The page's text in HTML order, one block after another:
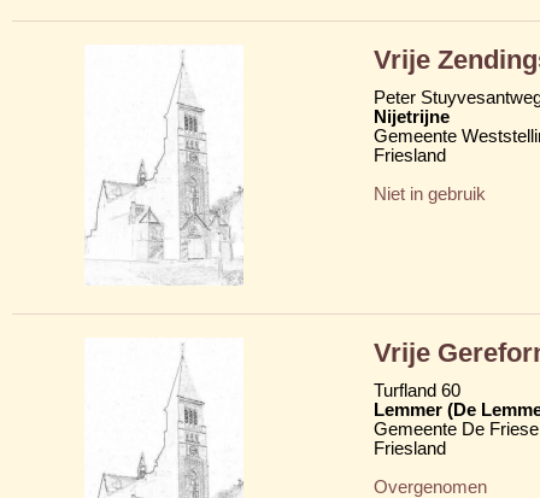
Vrije
Peter
Nijetrijne
Gemeente
Friesland
Niet in gebruik
Vrije
Turfland 60
Lemmer (De
Gemeente De
Friesland
Overgenomen